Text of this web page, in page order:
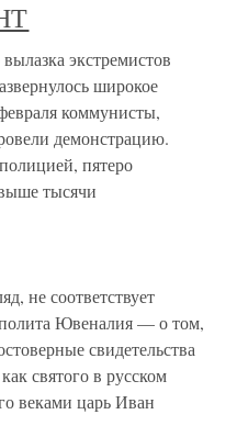
экстремистов
широкое
коммунисты,
демонстрацию.
пятеро
тысячи
не соответствует
Ювеналия — о том,
свидетельства
святого в русском
веками царь Иван